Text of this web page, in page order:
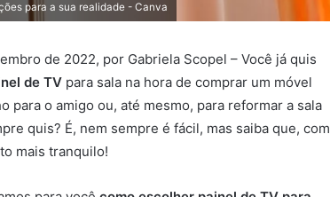
para a sua realidade - Canva
de 2022, por Gabriela Scopel – Você já quis
de TV para sala na hora de comprar um móvel
para o amigo ou, até mesmo, para reformar a sala
quis? É, nem sempre é fácil, mas saiba que, com
mais tranquilo!